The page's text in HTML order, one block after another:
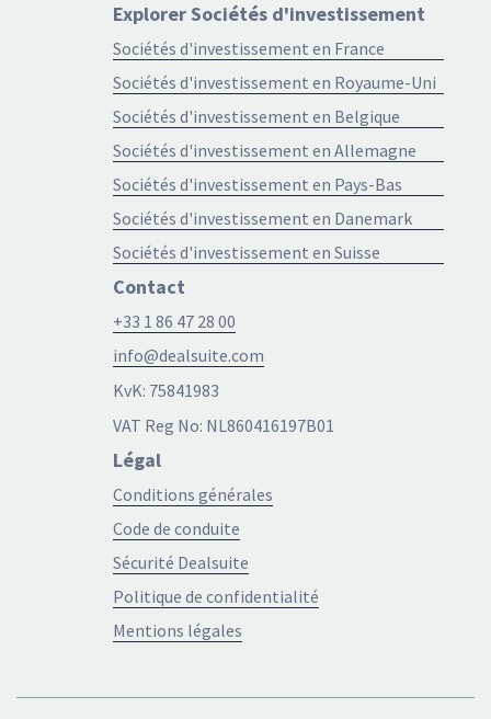
Explorer Sociétés d'investissement
Sociétés d'investissement en France
Sociétés d'investissement en Royaume-Uni
Sociétés d'investissement en Belgique
Sociétés d'investissement en Allemagne
Sociétés d'investissement en Pays-Bas
Sociétés d'investissement en Danemark
Sociétés d'investissement en Suisse
Contact
+33 1 86 47 28 00
info@dealsuite.com
KvK: 75841983
VAT Reg No: NL860416197B01
Légal
Conditions générales
Code de conduite
Sécurité Dealsuite
Politique de confidentialité
Mentions légales